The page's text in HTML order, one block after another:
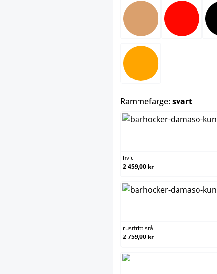
lysebrun
orange
Rammefarge:svartselect
hvit
2 459,00 kr
rustfritt stål
2 759,00 kr